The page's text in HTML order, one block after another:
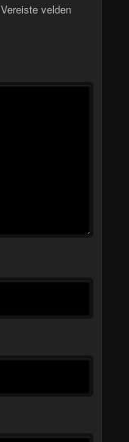
Vereiste velden